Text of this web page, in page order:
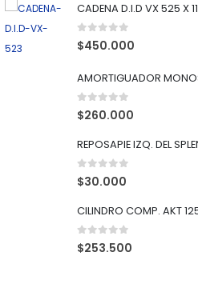
CADENA D.I.D VX 525 X
0 out of 5
$450.000
0 out of 5
$260.000
0 out of 5
$30.000
CILINDRO COMP. AKT
0 out of 5
$253.500